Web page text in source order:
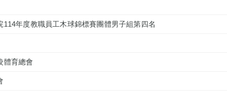
114年度教職員工木球錦標賽團體男子組第四名
體育總會